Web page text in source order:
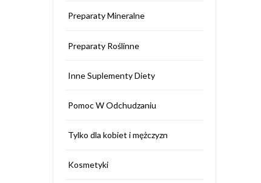
Preparaty Mineralne
Preparaty Roślinne
Inne Suplementy Diety
Pomoc W Odchudzaniu
Tylko dla kobiet i mężczyzn
Kosmetyki